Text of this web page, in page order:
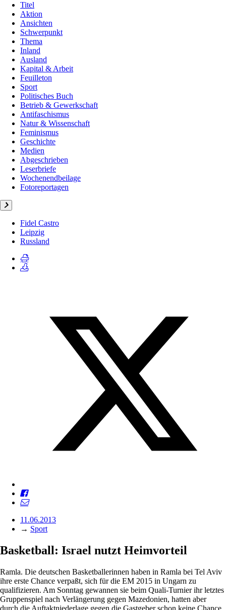
Titel
Aktion
Ansichten
Schwerpunkt
Thema
Inland
Ausland
Kapital & Arbeit
Feuilleton
Sport
Politisches Buch
Betrieb & Gewerkschaft
Antifaschismus
Natur & Wissenschaft
Feminismus
Geschichte
Medien
Abgeschrieben
Leserbriefe
Wochenendbeilage
Fotoreportagen
Fidel Castro
Leipzig
Russland
11.06.2013
→ Sport
Basketball: Israel nutzt Heimvorteil
Ramla. Die deutschen Basketballerinnen haben in Ramla bei Tel Aviv
ihre erste Chance verpaßt, sich für die EM 2015 in Ungarn zu
qualifizieren. Am Sonntag gewannen sie beim Quali-Turnier ihr letztes
Gruppenspiel nach Verlängerung gegen Mazedonien, hatten aber
durch die Auftaktniederlage gegen die Gastgeber schon keine Chance